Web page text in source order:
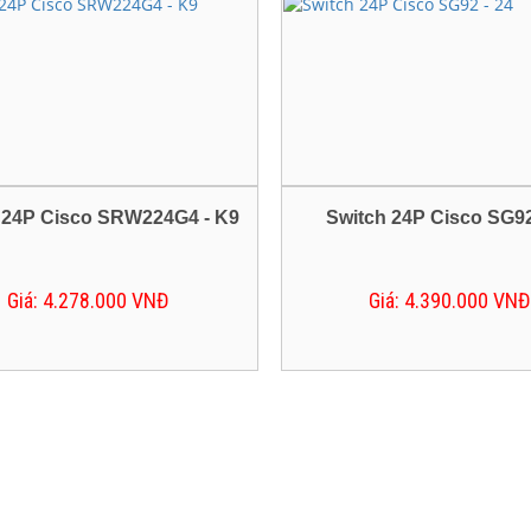
Cisco SRW224G4 - K9
Giá: 4.278.000 VNĐ
Switch 24P Cisco
Giá: 4.390.000 VNĐ